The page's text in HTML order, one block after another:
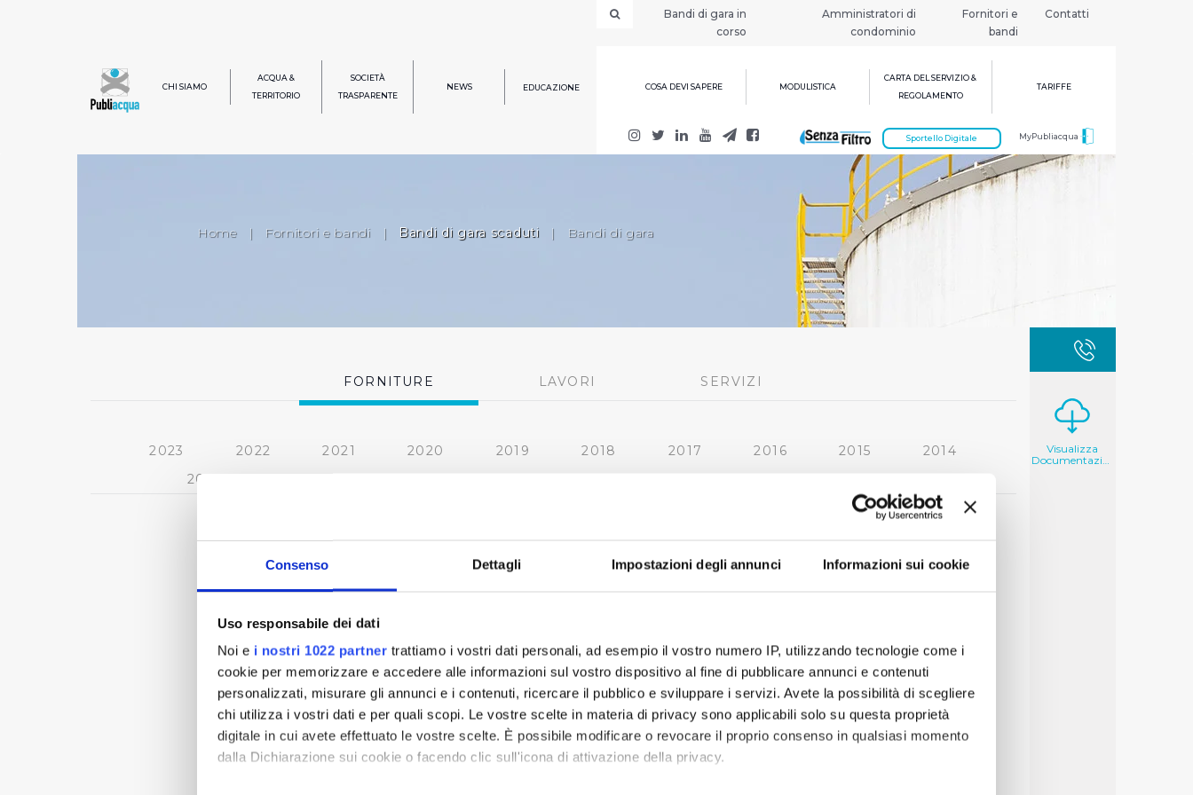
Consenso Dettagli Impostazioni degli annunci Informazioni sui cookie
Uso responsabile dei dati
Noi e i nostri 1022 partner trattiamo i vostri dati personali, ad esempio il vostro numero IP, utilizzando tecnologie come i
cookie per memorizzare e accedere alle informazioni sul vostro dispositivo al fine di pubblicare annunci e contenuti
personalizzati, misurare gli annunci e i contenuti, ricercare il pubblico e sviluppare i servizi. Avete la possibilità di scegliere
chi utilizza i vostri dati e per quali scopi. Le vostre scelte in materia di privacy sono applicabili solo su questa proprietà
digitale in cui avete effettuato le vostre scelte. È possibile modificare o revocare il proprio consenso in qualsiasi momento
dalla Dichiarazione sui cookie o facendo clic sull'icona di attivazione della privacy.
Bandi di gara in
corso
Amministratori di
condominio
Fornitori e
bandi
Contatti
CHI SIAMO
ACQUA &
TERRITORIO
SOCIETÀ
TRASPARENTE
NEWS EDUCAZIONE COSA DEVI SAPERE MODULISTICA
CARTA DEL SERVIZIO &
REGOLAMENTO
TARIFFE
MyPubliacqua
Sportello Digitale
Home | Fornitori e bandi | Bandi di gara scaduti | Bandi di gara
FORNITURE LAVORI SERVIZI
2023 2022 2021 2020 2019 2018 2017 2016 2015
2014
2013
« prima 1 2
Visualizza
Documentazione